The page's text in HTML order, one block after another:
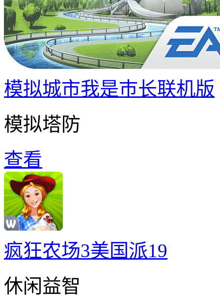
模拟城市我是巿长联机版
模拟塔防
查看
疯狂农场3美国派19
休闲益智